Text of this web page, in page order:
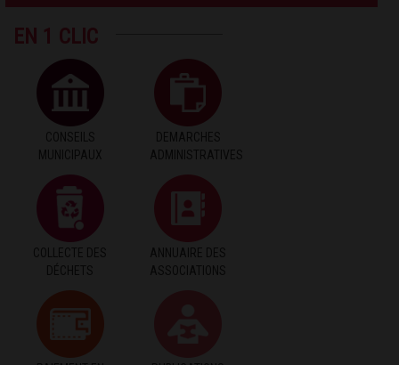
EN 1 CLIC
CONSEILS
MUNICIPAUX
DEMARCHES
ADMINISTRATIVES
COLLECTE DES
DÉCHETS
ANNUAIRE DES
ASSOCIATIONS